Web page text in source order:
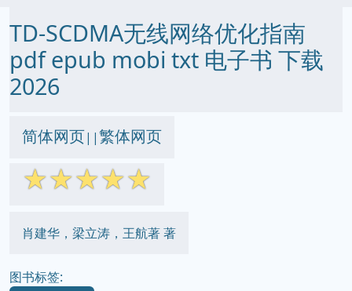
TD-SCDMA无线网络优化指南
pdf epub mobi txt 电子书 下载
2026
简体网页||繁体网页
☆☆☆☆☆
肖建华，梁立涛，王航著 著
图书标签: